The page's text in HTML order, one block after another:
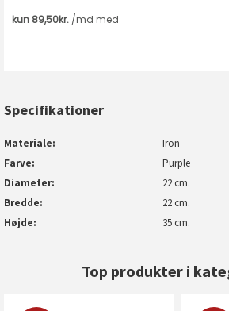
Specifikationer
Materiale
Iron
Farve
Purple
Diameter
22 cm.
Bredde
22 cm.
Højde
35 cm.
Top produkter i